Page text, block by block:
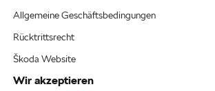
Allgemeine Geschäftsbedingungen
Rücktrittsrecht
Škoda Website
Wir akzeptieren